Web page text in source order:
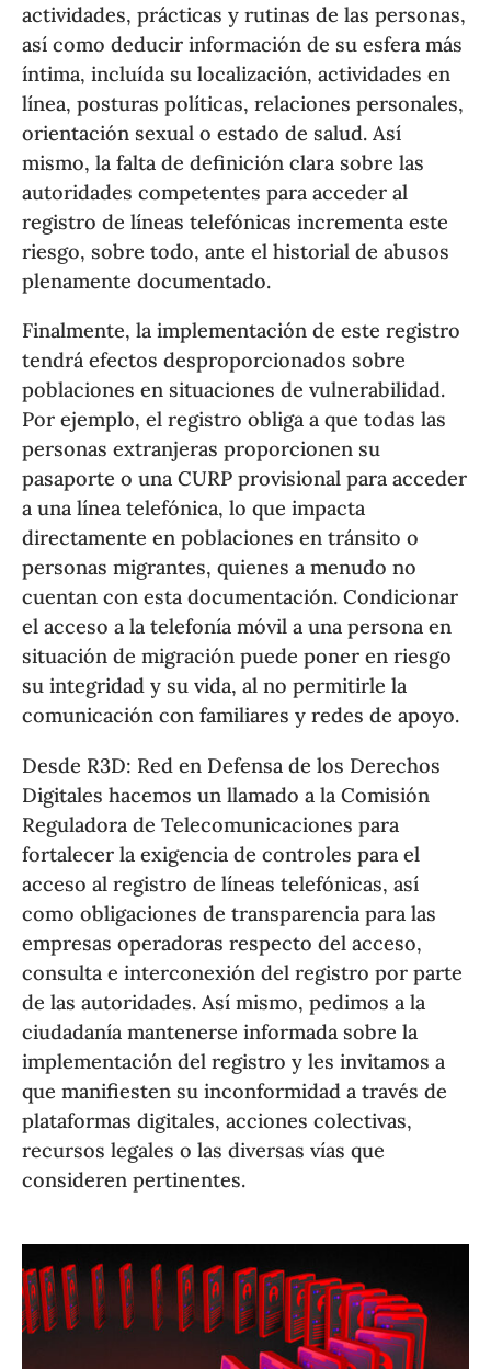
actividades, prácticas y rutinas de las personas,
así como deducir información de su esfera más
íntima, incluída su localización, actividades en
línea, posturas políticas, relaciones personales,
orientación sexual o estado de salud. Así
mismo, la falta de definición clara sobre las
autoridades competentes para acceder al
registro de líneas telefónicas incrementa este
riesgo, sobre todo, ante el historial de abusos
plenamente documentado.
Finalmente, la implementación de este registro
tendrá efectos desproporcionados sobre
poblaciones en situaciones de vulnerabilidad.
Por ejemplo, el registro obliga a que todas las
personas extranjeras proporcionen su
pasaporte o una CURP provisional para acceder
a una línea telefónica, lo que impacta
directamente en poblaciones en tránsito o
personas migrantes, quienes a menudo no
cuentan con esta documentación. Condicionar
el acceso a la telefonía móvil a una persona en
situación de migración puede poner en riesgo
su integridad y su vida, al no permitirle la
comunicación con familiares y redes de apoyo.
Desde R3D: Red en Defensa de los Derechos
Digitales hacemos un llamado a la Comisión
Reguladora de Telecomunicaciones para
fortalecer la exigencia de controles para el
acceso al registro de líneas telefónicas, así
como obligaciones de transparencia para las
empresas operadoras respecto del acceso,
consulta e interconexión del registro por parte
de las autoridades. Así mismo, pedimos a la
ciudadanía mantenerse informada sobre la
implementación del registro y les invitamos a
que manifiesten su inconformidad a través de
plataformas digitales, acciones colectivas,
recursos legales o las diversas vías que
consideren pertinentes.